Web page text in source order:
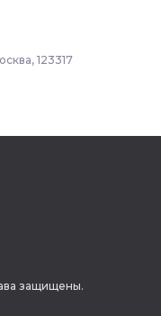
123317
защищены.